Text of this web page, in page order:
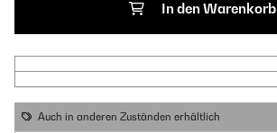
In den Warenkorb
Auch in anderen Zuständen erhältlich